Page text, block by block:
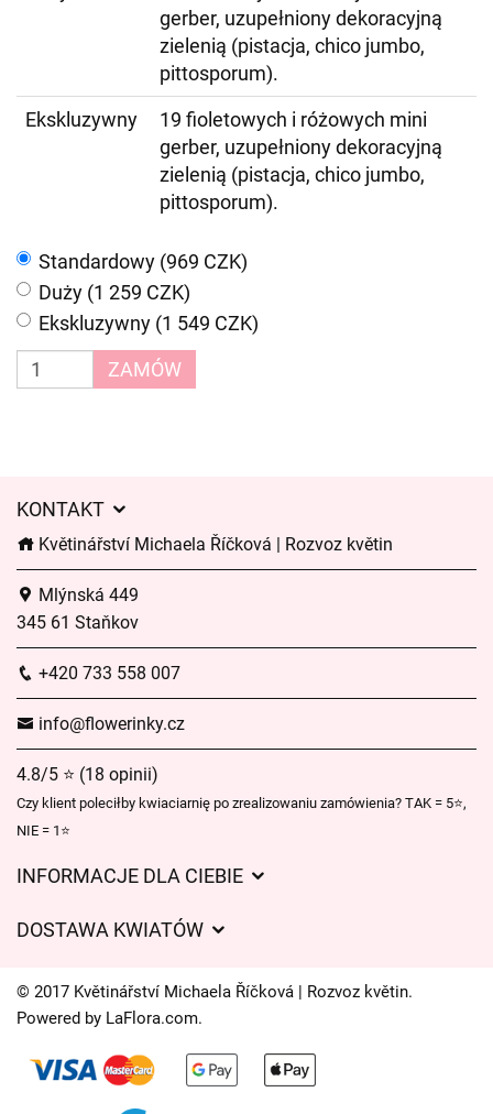
gerber, uzupełniony dekoracyjną
zielenią (pistacja, chico jumbo,
pittosporum).
Ekskluzywny
19 fioletowych i różowych mini
gerber, uzupełniony dekoracyjną
zielenią (pistacja, chico jumbo,
pittosporum).
Standardowy (969 CZK)
Duży (1 259 CZK)
Ekskluzywny (1 549 CZK)
ZAMÓW
KONTAKT
Květinářství Michaela Říčková | Rozvoz květin
Mlýnská 449
345 61 Staňkov
+420 733 558 007
info@flowerinky.cz
4.8/5 ⭐ (18 opinii)
Czy klient poleciłby kwiaciarnię po zrealizowaniu zamówienia? TAK = 5⭐,
NIE = 1⭐
INFORMACJE DLA CIEBIE
Czasy dostawy kwiatów – przegląd możliwości
DOSTAWA KWIATÓW
Gdzie dostarczamy kwiaty
Kontakt
© 2017 Květinářství Michaela Říčková | Rozvoz květin.
Powered by LaFlora.com.